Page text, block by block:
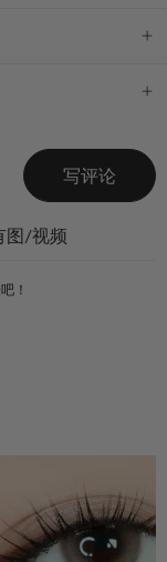
写评论
图/视频
！